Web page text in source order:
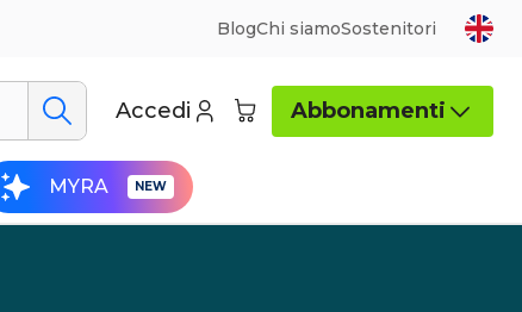
BlogChi siamoSostenitori
Accedi Abbonamenti
MYRA